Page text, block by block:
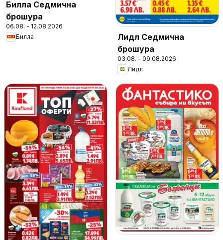
Билла Седмична
брошура
06.08. - 12.08.2026
Билла
Лидл Седмична
брошура
03.08. - 09.08.2026
Лидл